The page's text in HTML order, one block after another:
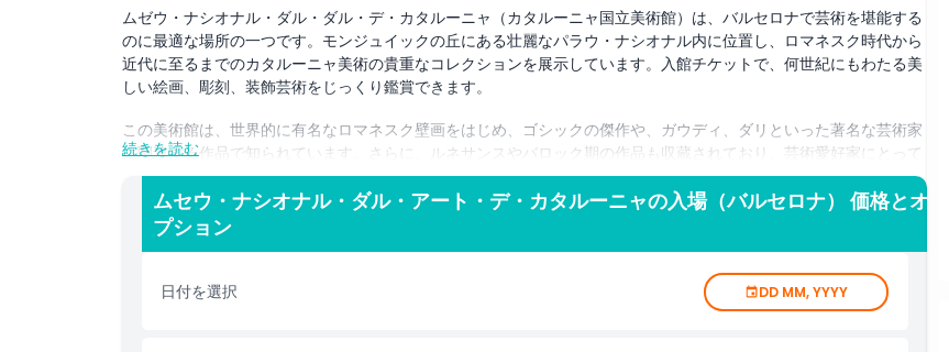
ムゼウ・ナシオナル・ダル・ダル・デ・カタルーニャ（カタルーニャ国立美術館）は、バルセロナで芸術を堪能する
のに最適な場所の一つです。モンジュイックの丘にある壮麗なパラウ・ナシオナル内に位置し、ロマネスク時代から
近代に至るまでのカタルーニャ美術の貴重なコレクションを展示しています。入館チケットで、何世紀にもわたる美
しい絵画、彫刻、装飾芸術をじっくり鑑賞できます。
この美術館は、世界的に有名なロマネスク壁画をはじめ、ゴシックの傑作や、ガウディ、ダリといった著名な芸術家
に関連する作品で知られています。さらに、ルネサンスやバロック期の作品も収蔵されており、芸術愛好家にとって
必見のスポットです。
ムゼウ・ナシオナル・ダル・ダル・デ・カタルーニャの魅力は芸術だけにとどまりません。館内のテラスからは、ス
ペイン広場やモンジュイックの魔法の噴水などを含む、バルセロナ市街の壮大なパノラマビューを楽しむことができ
中世美術が好きな方、モダニズム建築に興味がある方、または美しい建築空間を楽しみたい方まで、誰もが満足でき
続きを読む
ムセウ・ナシオナル・ダル・アート・デ・カタルーニャの入場（バルセロナ） 価格とオ
プション
日付を選択 DD MM, YYYY